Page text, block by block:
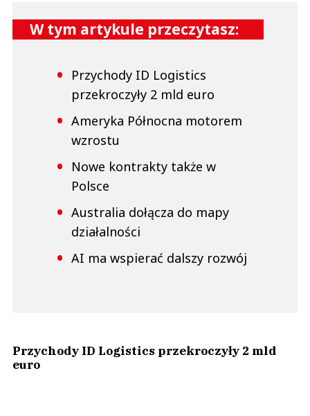
W tym artykule przeczytasz:
Przychody ID Logistics
przekroczyły 2 mld euro
Ameryka Północna motorem
wzrostu
Nowe kontrakty także w
Polsce
Australia dołącza do mapy
działalności
AI ma wspierać dalszy rozwój
Przychody ID Logistics przekroczyły 2 mld
euro